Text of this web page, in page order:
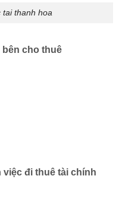
tai thanh hoa
bên cho thuê
việc đi thuê tài chính